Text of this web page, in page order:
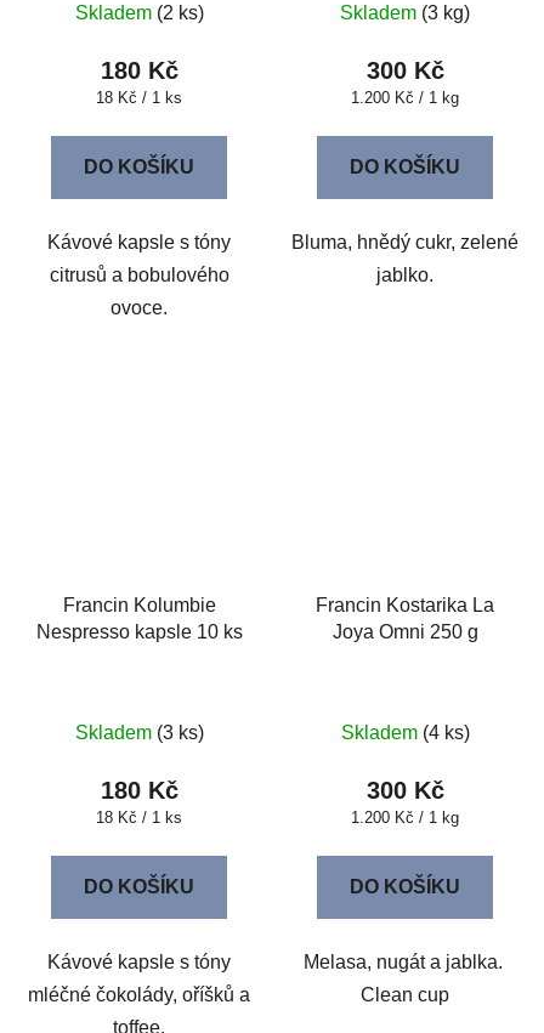
Skladem (2 ks)
180 Kč
Měrná
18 Kč / 1 ks
DO KOŠÍKU
Kávové kapsle s tóny
citrusů a bobulového
ovoce.
Skladem (3 kg)
300 Kč
Měrná
1.200 Kč / 1 kg
DO KOŠÍKU
Bluma, hnědý cukr, zelené
jablko.
Francin Kolumbie
Nespresso kapsle 10 ks
Skladem (3 ks)
180 Kč
Měrná
18 Kč / 1 ks
DO KOŠÍKU
Kávové kapsle s tóny
mléčné čokolády, oříšků a
toffee.
Francin Kostarika La
Joya Omni 250 g
Skladem (4 ks)
300 Kč
Měrná
1.200 Kč / 1 kg
DO KOŠÍKU
Melasa, nugát a jablka.
Clean cup